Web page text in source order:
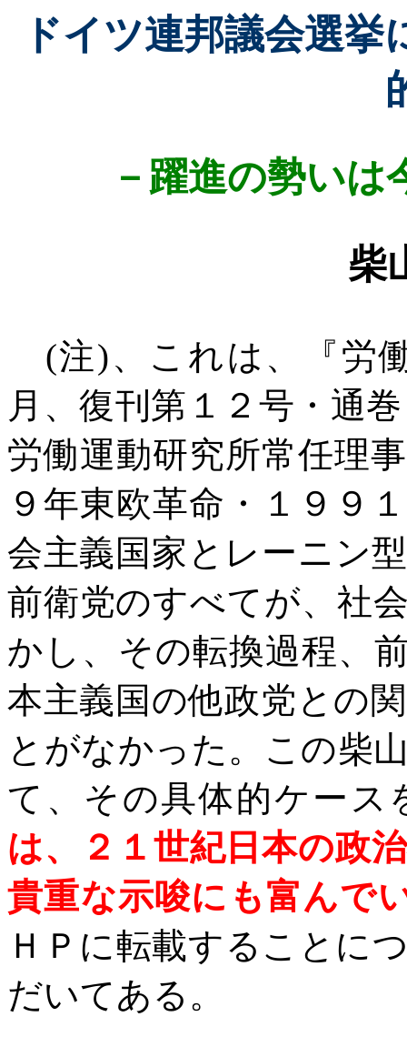
ドイツ連邦議会選
－躍進の勢いは
柴
(注)、これは、『労
月、復刊第１２号・通
労働運動研究所常任理
９年東欧革命・１９９
会主義国家とレーニン
前衛党のすべてが、社
かし、その転換過程、
本主義国の他政党との
とがなかった。この柴
て、その具体的ケース
は、２１世紀日本の政
貴重な示唆にも富んで
ＨＰに転載することに
だいてある。